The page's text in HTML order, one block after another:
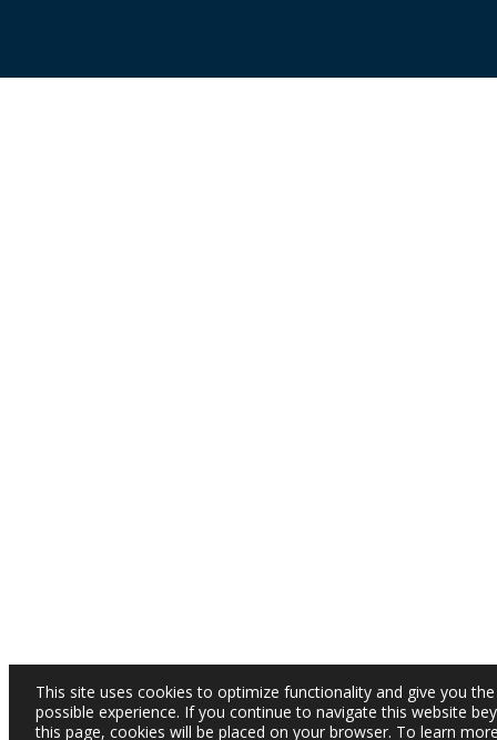
This site uses cookies to optimize functionality and give you
possible experience. If you continue to navigate this website
this page, cookies will be placed on your browser. To learn